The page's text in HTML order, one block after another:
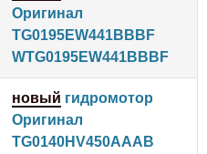
Оригинал
TG0195EW441BBBF
WTG0195EW441BBBF
новый гидромотор
Оригинал
TG0140HV450AAAB